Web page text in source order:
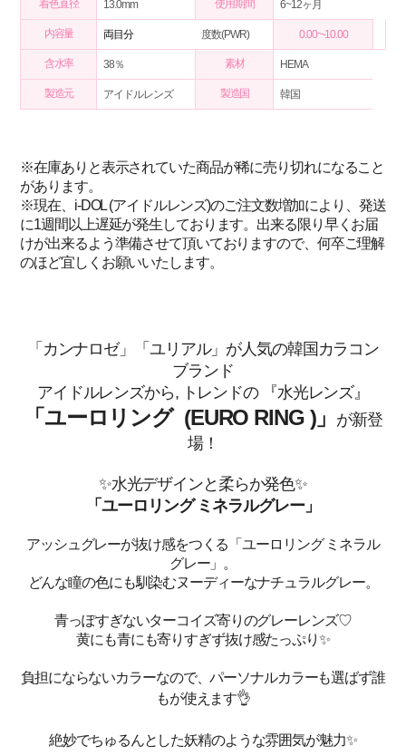
着色直径 13.0mm 使用期間 6~12ヶ月
内容量 両目分 度数(PWR) 0.00~-10.00
含水率 38％ 素材 HEMA
製造元 アイドルレンズ 製造国 韓国
※在庫ありと表示されていた商品が稀に売り切れになること
があります。
※現在、i-DOL (アイドルレンズ)のご注文数増加により、発送
に1週間以上遅延が発生しております。出来る限り早くお届
けが出来るよう準備させて頂いておりますので、何卒ご理解
のほど宜しくお願いいたします。
「カンナロゼ」「ユリアル」が人気の韓国カラコン
ブランド
アイドルレンズから, トレンドの 『水光レンズ』
「ユーロリング (EURO RING )」
が新登
場！
✨水光デザインと柔らか発色✨
「ユーロリング ミネラルグレー」
アッシュグレーが抜け感をつくる「ユーロリング ミネラル
グレー」。
どんな瞳の色にも馴染むヌーディーなナチュラルグレー。
青っぽすぎないターコイズ寄りのグレーレンズ♡
黄にも青にも寄りすぎず抜け感たっぷり✨
負担にならないカラーなので、パーソナルカラーも選ばず誰
もが使えます👌
絶妙でちゅるんとした妖精のような雰囲気が魅力✨